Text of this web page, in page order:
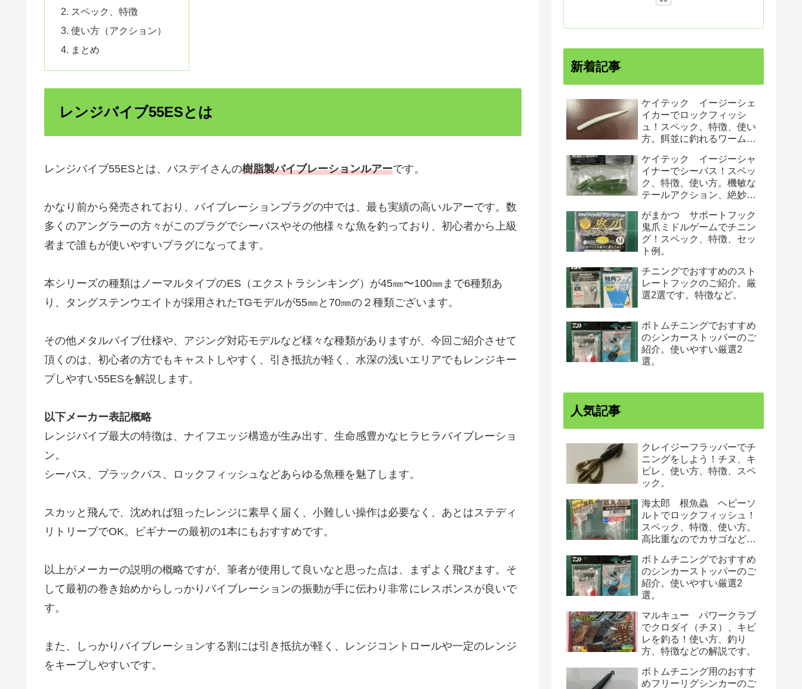
スペック、特徴
使い方（アクション）
まとめ
レンジバイブ55ESとは
レンジバイブ55ESとは、バスデイさんの樹脂製バイブレーションルアーです。
かなり前から発売されており、バイブレーションプラグの中では、最も実績の高いルアーです。数
多くのアングラーの方々がこのプラグでシーバスやその他様々な魚を釣っており、初心者から上級
者まで誰もが使いやすいプラグになってます。
本シリーズの種類はノーマルタイプのES（エクストラシンキング）が45㎜〜100㎜まで6種類あ
り、タングステンウエイトが採用されたTGモデルが55㎜と70㎜の２種類ございます。
その他メタルバイブ仕様や、アジング対応モデルなど様々な種類がありますが、今回ご紹介させて
頂くのは、初心者の方でもキャストしやすく、引き抵抗が軽く、水深の浅いエリアでもレンジキー
プしやすい55ESを解説します。
以下メーカー表記概略
レンジバイブ最大の特徴は、ナイフエッジ構造が生み出す、生命感豊かなヒラヒラバイブレーショ
ン。
シーバス、ブラックバス、ロックフィッシュなどあらゆる魚種を魅了します。
スカッと飛んで、沈めれば狙ったレンジに素早く届く、小難しい操作は必要なく、あとはステディ
リトリーブでOK。ビギナーの最初の1本にもおすすめです。
以上がメーカーの説明の概略ですが、筆者が使用して良いなと思った点は、まずよく飛びます。そ
して最初の巻き始めからしっかりバイブレーションの振動が手に伝わり非常にレスポンスが良いで
す。
また、しっかりバイブレーションする割には引き抵抗が軽く、レンジコントロールや一定のレンジ
をキープしやすいです。
新着記事
ケイテック イージーシェ
イカーでロックフィッシ
ュ！スペック、特徴、使い
方。餌並に釣れるワームで
ケイテック イージーシャ
イナーでシーバス！スペッ
ク、特徴、使い方。機敏な
テールアクション、絶妙な
ルする！
がまかつ サポートフック
鬼爪ミドルゲームでチニン
グ！スペック、特徴、セッ
ト例。
チニングでおすすめのスト
レートフックのご紹介。厳
選2選です。特徴など。
ボトムチニングでおすすめ
のシンカーストッパーのご
紹介。使いやすい厳選2
選。
人気記事
クレイジーフラッパーでチ
ニングをしよう！チヌ、キ
ビレ、使い方、特徴、スペ
ック。
海太郎 根魚蟲 ヘビーソ
ルトでロックフィッシュ！
スペック、特徴、使い方。
高比重なのでカサゴなど根
根がかりしにくいです。
ボトムチニングでおすすめ
のシンカーストッパーのご
紹介。使いやすい厳選2
選。
マルキュー パワークラブ
でクロダイ（チヌ）、キビ
レを釣る！使い方、釣り
方、特徴などの解説です。
ボトムチニング用のおすす
めフリーリグシンカーのご